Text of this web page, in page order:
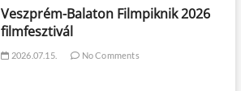
Veszprém-Balaton Filmpiknik 2026
filmfesztivál
2026.07.15. No Comments